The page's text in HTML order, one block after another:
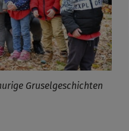
Gruselgeschichten